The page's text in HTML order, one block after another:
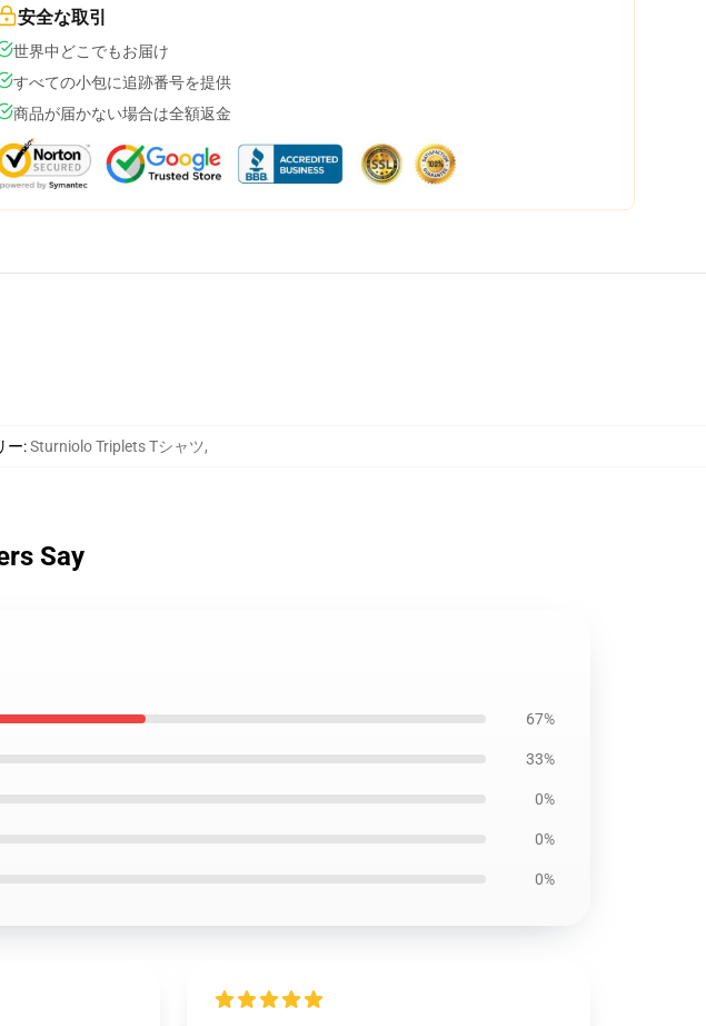
安全な取引
世界中どこでもお届け
すべての小包に追跡番号を提供
商品が届かない場合は全額返金
ー:Sturniolo Triplets Tシャツ,
Say
67%
33%
0%
0%
0%